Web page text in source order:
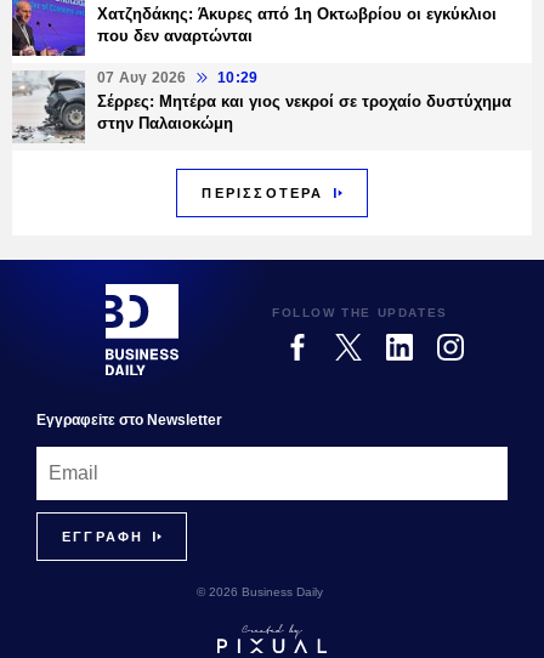
Χατζηδάκης: Άκυρες από 1η Οκτωβρίου οι εγκύκλιοι
που δεν αναρτώνται
07 Αυγ 2026 10:29
Σέρρες: Μητέρα και γιος νεκροί σε τροχαίο δυστύχημα
στην Παλαιοκώμη
ΠΕΡΙΣΣΟΤΕΡΑ
FOLLOW THE UPDATES
Εγγραφεiτε στο Newsletter
© 2026 Business Daily